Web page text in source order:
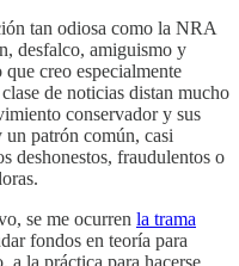
tan odiosa como la NRA
desfalco, amiguismo y
creo especialmente
de noticias distan mucho
conservador y sus
un patrón común, casi
deshonestos, fraudulentos o
se me ocurren la trama
fondos en teoría para